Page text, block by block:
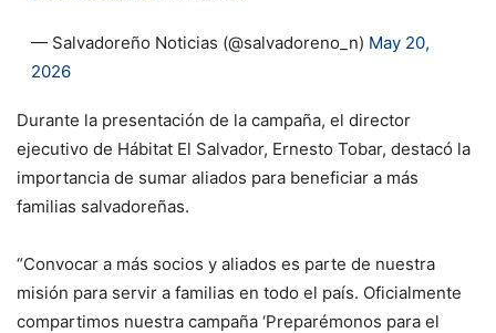
— Salvadoreño Noticias (@salvadoreno_n) May 20,
2026
Durante la presentación de la campaña, el director
ejecutivo de Hábitat El Salvador, Ernesto Tobar, destacó la
importancia de sumar aliados para beneficiar a más
familias salvadoreñas.
“Convocar a más socios y aliados es parte de nuestra
misión para servir a familias en todo el país. Oficialmente
compartimos nuestra campaña ‘Preparémonos para el